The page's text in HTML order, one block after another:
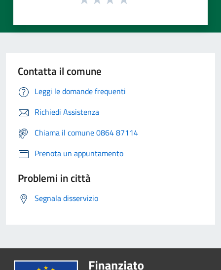
Contatta il comune
Leggi le domande frequenti
Richiedi Assistenza
Chiama il comune 0864 87114
Prenota un appuntamento
Problemi in città
Segnala disservizio